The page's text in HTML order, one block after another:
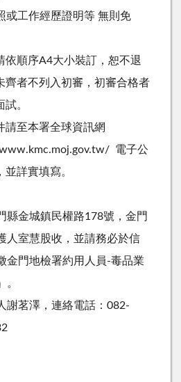
或工作經歷證明等 無則免
依順序A4大小裝訂，恕不退
齊者不列入初審，初審合格者
。
請至本署全球資訊網
電子公
並詳實填寫。
縣金城鎮民權路178號，金門
人室慧股收，並請務必於信
金門地檢署約用人員-毒品業
。
謝茗澤，連絡電話：082-